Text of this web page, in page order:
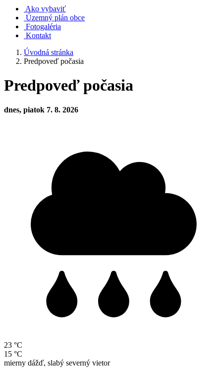
Ako vybaviť
Územný plán obce
Fotogaléria
Kontakt
Úvodná stránka
Predpoveď počasia
Predpoveď počasia
dnes, piatok 7. 8. 2026
23 °C
15 °C
mierny dážď, slabý severný vietor